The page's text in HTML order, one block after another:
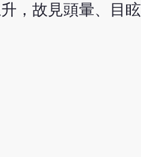
，故見頭暈、目